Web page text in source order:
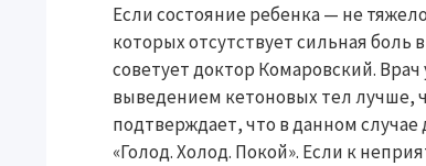
Если состояние ребенка — не
которых отсутствует сильная
советует доктор Комаровский.
выведением кетоновых тел лучше,
подтверждает, что в данном
«Голод. Холод. Покой». Если к